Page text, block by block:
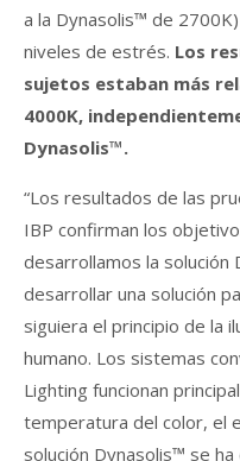
a la Dynasolis™ de
niveles de estrés. Los
sujetos estaban más
4000K,
Dynasolis™.
“Los resultados de las
IBP confirman los
desarrollamos la solución
desarrollar una solución
siguiera el principio de la
humano. Los sistemas
Lighting funcionan
temperatura del color, el
solución Dynasolis™ se